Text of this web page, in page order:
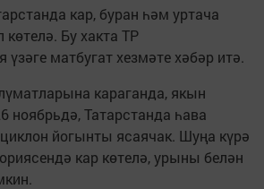
кар, буран һәм уртача
көтелә. Бу хакта ТР
үзәге матбугат хезмәте хәбәр итә.
караганда, якын
ноябрьдә, Татарстанда һава
йогынты ясаячак. Шуңа күрә
кар көтелә, урыны белән